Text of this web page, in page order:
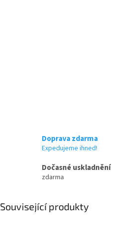
Doprava zdarma
Expedujeme ihned!
Dočasné uskladnění
zdarma
Související produkty